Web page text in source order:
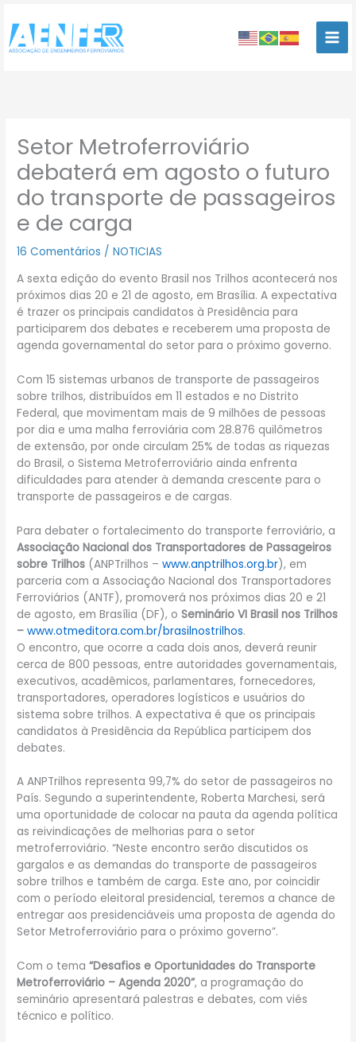
para
conteúdo
Setor Metroferroviário
debaterá em agosto o futuro
do transporte de passageiros
e de carga
16 Comentários /NOTICIAS
A sexta edição do evento Brasil nos Trilhos acontecerá nos
próximos dias 20 e 21 de agosto, em Brasília. A expectativa
é trazer os principais candidatos à Presidência para
participarem dos debates e receberem uma proposta de
agenda governamental do setor para o próximo governo.
Com 15 sistemas urbanos de transporte de passageiros
sobre trilhos, distribuídos em 11 estados e no Distrito
Federal, que movimentam mais de 9 milhões de pessoas
por dia e uma malha ferroviária com 28.876 quilômetros
de extensão, por onde circulam 25% de todas as riquezas
do Brasil, o Sistema Metroferroviário ainda enfrenta
dificuldades para atender à demanda crescente para o
transporte de passageiros e de cargas.
Para debater o fortalecimento do transporte ferroviário, a
Associação Nacional dos Transportadores de Passageiros
sobre Trilhos (ANPTrilhos –www.anptrilhos.org.br), em
parceria com a Associação Nacional dos Transportadores
Ferroviários (ANTF), promoverá nos próximos dias 20 e 21
de agosto, em Brasília (DF), oSeminário VI Brasil nos Trilhos
–www.otmeditora.com.br/brasilnostrilhos.
O encontro, que ocorre a cada dois anos, deverá reunir
cerca de 800 pessoas, entre autoridades governamentais,
executivos, acadêmicos, parlamentares, fornecedores,
transportadores, operadores logísticos e usuários do
sistema sobre trilhos. A expectativa é que os principais
candidatos à Presidência da República participem dos
debates.
A ANPTrilhos representa 99,7% do setor de passageiros no
País. Segundo a superintendente, Roberta Marchesi, será
uma oportunidade de colocar na pauta da agenda política
as reivindicações de melhorias para o setor
metroferroviário. “Neste encontro serão discutidos os
gargalos e as demandas do transporte de passageiros
sobre trilhos e também de carga. Este ano, por coincidir
com o período eleitoral presidencial, teremos a chance de
entregar aos presidenciáveis uma proposta de agenda do
Setor Metroferroviário para o próximo governo”.
Com o tema“Desafios e Oportunidades do Transporte
Metroferroviário – Agenda 2020”, a programação do
seminário apresentará palestras e debates, com viés
técnico e político.